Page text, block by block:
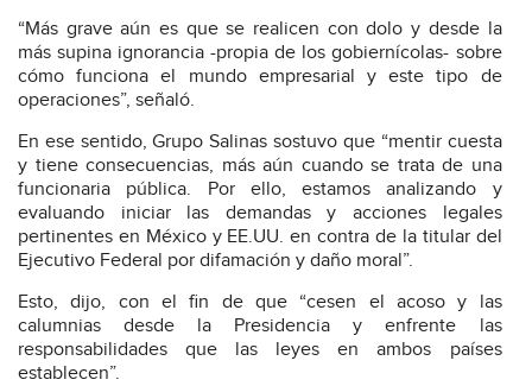
“Más grave aún es que se realicen con dolo y desde la
más supina ignorancia -propia de los gobiernícolas- sobre
cómo funciona el mundo empresarial y este tipo de
operaciones”, señaló.
En ese sentido, Grupo Salinas sostuvo que “mentir cuesta
y tiene consecuencias, más aún cuando se trata de una
funcionaria pública. Por ello, estamos analizando y
evaluando iniciar las demandas y acciones legales
pertinentes en México y EE.UU. en contra de la titular del
Ejecutivo Federal por difamación y daño moral”.
Esto, dijo, con el fin de que “cesen el acoso y las
calumnias desde la Presidencia y enfrente las
responsabilidades que las leyes en ambos países
establecen”.